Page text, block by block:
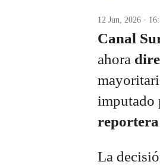
12 Jun, 2026 ·
Canal
ahora
imputado
reportera
La